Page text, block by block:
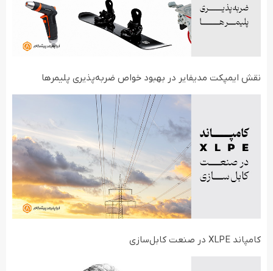
نقش ایمپکت مدیفایر در بهبود خواص ضربه‌پذیری پلیمرها
کامپاند XLPE در صنعت کابل‌سازی